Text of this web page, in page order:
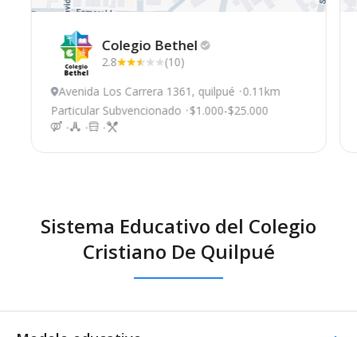
Colegio Bethel
2.8
(10)
Avenida Los Carrera 1361, quilpué 0.11km
Particular Subvencionado $1.000-$25.000
Sistema Educativo del Colegio
Cristiano De Quilpué